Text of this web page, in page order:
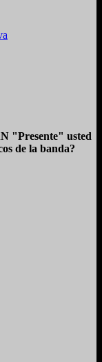
"Presente" usted
de la banda?